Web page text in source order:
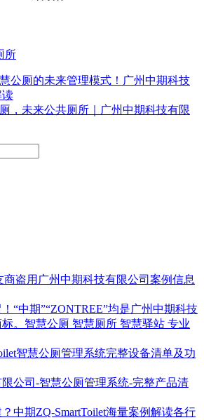
所
公厕的未来管理模式！广州中期科技
读
，未来公共厕所｜广州中期科技有限
商盗用广州中期科技有限公司案例信息
“中期”“ZONTREE”均是广州中期科技
。智慧公厕 智慧厕所 智慧驿站 专业
智慧公厕管理系统完整设备清单及功
公司-智慧公厕管理系统-完整产品清
中期ZQ-SmartToilet海量案例解读各行